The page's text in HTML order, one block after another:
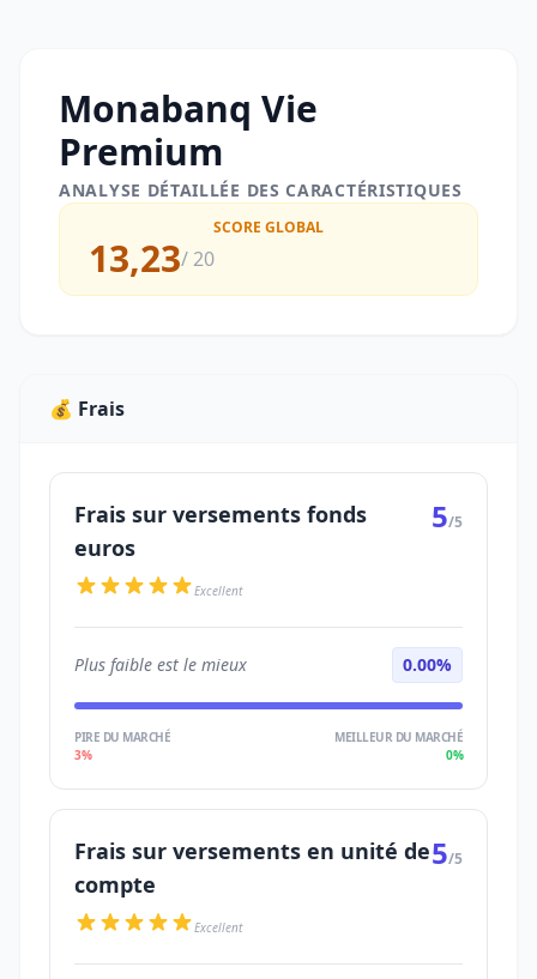
Monabanq Vie
Premium
ANALYSE DÉTAILLÉE DES CARACTÉRISTIQUES
SCORE GLOBAL
13,23/ 20
💰 Frais
Frais sur versements fonds
euros
5/5
Excellent
Plus faible est le mieux 0.00%
PIRE DU MARCHÉ
3%
MEILLEUR DU MARCHÉ
0%
Frais sur versements en unité de
compte
5/5
Excellent